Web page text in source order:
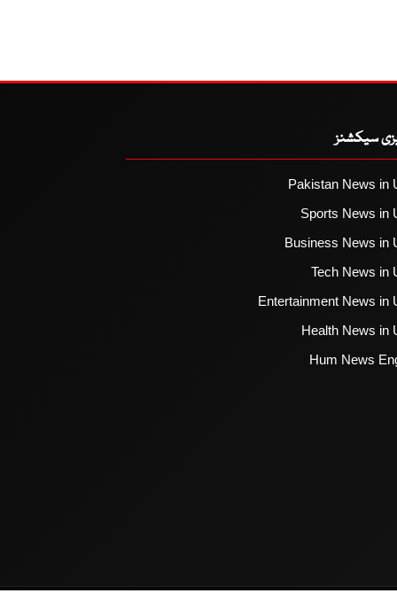
سیکشنز
Pakistan News in
Sports News in
Business News in
Tech News in
Entertainment News in
Health News in
Hum News